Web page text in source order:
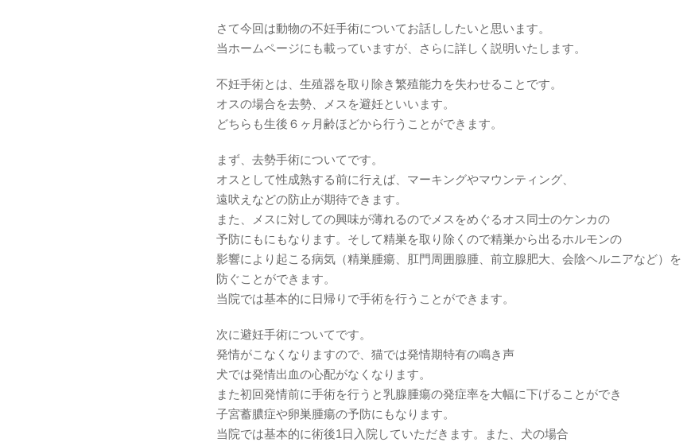
さて今回は動物の不妊手術についてお話ししたいと思います。
当ホームページにも載っていますが、さらに詳しく説明いたします。
不妊手術とは、生殖器を取り除き繁殖能力を失わせることです。
オスの場合を去勢、メスを避妊といいます。
どちらも生後６ヶ月齢ほどから行うことができます。
まず、去勢手術についてです。
オスとして性成熟する前に行えば、マーキングやマウンティング、
遠吠えなどの防止が期待できます。
また、メスに対しての興味が薄れるのでメスをめぐるオス同士のケンカの
予防にもにもなります。そして精巣を取り除くので精巣から出るホルモンの
影響により起こる病気（精巣腫瘍、肛門周囲腺腫、前立腺肥大、会陰ヘルニアなど）を
防ぐことができます。
当院では基本的に日帰りで手術を行うことができます。
次に避妊手術についてです。
発情がこなくなりますので、猫では発情期特有の鳴き声
犬では発情出血の心配がなくなります。
また初回発情前に手術を行うと乳腺腫瘍の発症率を大幅に下げることができ
子宮蓄膿症や卵巣腫瘍の予防にもなります。
当院では基本的に術後1日入院していただきます。また、犬の場合